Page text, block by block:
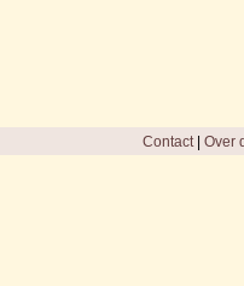
Contact| Over